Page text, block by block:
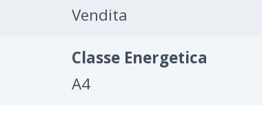
Vendita
Classe Energetica
A4